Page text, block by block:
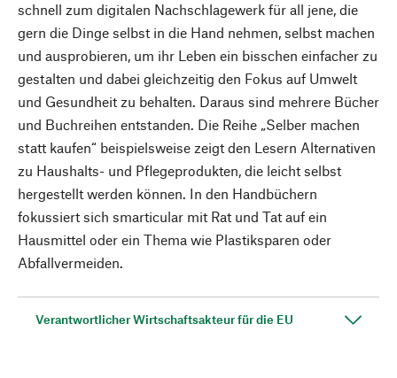
schnell zum digitalen Nachschlagewerk für all jene, die
gern die Dinge selbst in die Hand nehmen, selbst machen
und ausprobieren, um ihr Leben ein bisschen einfacher zu
gestalten und dabei gleichzeitig den Fokus auf Umwelt
und Gesundheit zu behalten. Daraus sind mehrere Bücher
und Buchreihen entstanden. Die Reihe „Selber machen
statt kaufen“ beispielsweise zeigt den Lesern Alternativen
zu Haushalts- und Pflegeprodukten, die leicht selbst
hergestellt werden können. In den Handbüchern
fokussiert sich smarticular mit Rat und Tat auf ein
Hausmittel oder ein Thema wie Plastiksparen oder
Abfallvermeiden.
Verantwortlicher Wirtschaftsakteur für die EU